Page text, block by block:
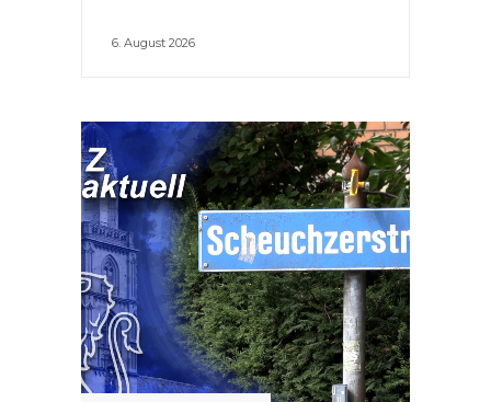
6. August 2026